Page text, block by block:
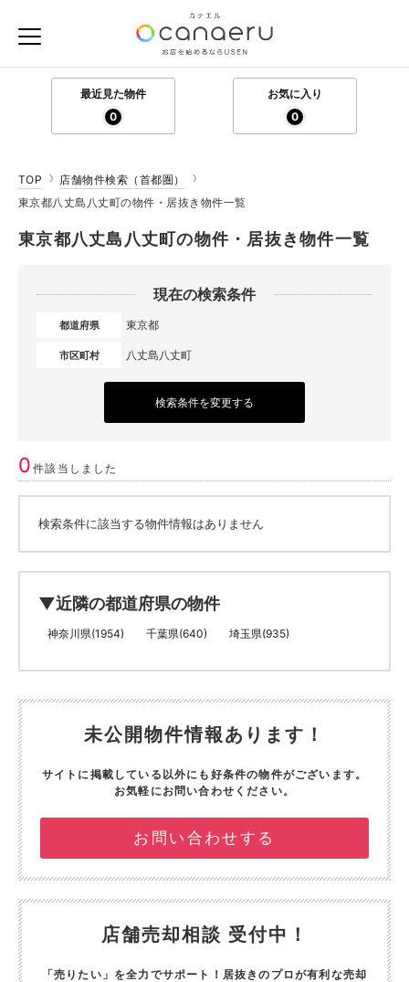
最近見た物件
0
お気に入り
0
TOP
店舗物件検索（首都圏）
東京都八丈島八丈町の物件・居抜き物件一覧
東京都八丈島八丈町の物件・居抜き物件一覧
現在の検索条件
都道府県 東京都
市区町村 八丈島八丈町
検索条件を変更する
0件該当しました
検索条件に該当する物件情報はありません
▼近隣の都道府県の物件
神奈川県(1954) 千葉県(640) 埼玉県(935)
未公開物件情報あります！
サイトに掲載している以外にも好条件の物件がございます。
お気軽にお問い合わせください。
お問い合わせする
店舗売却相談 受付中！
「売りたい」を全力でサポート！ 居抜きのプロが有利な売却